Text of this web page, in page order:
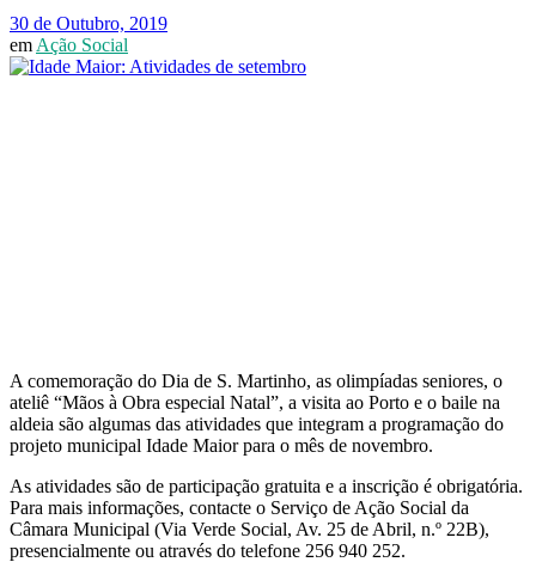
30 de Outubro, 2019
em Ação Social
A comemoração do Dia de S. Martinho, as olimpíadas seniores, o
ateliê “Mãos à Obra especial Natal”, a visita ao Porto e o baile na
aldeia são algumas das atividades que integram a programação do
projeto municipal Idade Maior para o mês de novembro.
As atividades são de participação gratuita e a inscrição é obrigatória.
Para mais informações, contacte o Serviço de Ação Social da
Câmara Municipal (Via Verde Social, Av. 25 de Abril, n.º 22B),
presencialmente ou através do telefone 256 940 252.